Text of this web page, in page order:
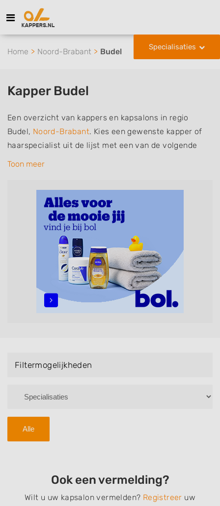
Specialisaties
Home Noord-Brabant Budel
Kapper Budel
Een overzicht van kappers en kapsalons in regio
Budel, Noord-Brabant. Kies een gewenste kapper of
haarspecialist uit de lijst met een van de volgende
specialisaties of aantekeningen: mannen of
zonder afspraak terecht kunt. De vermelde kappers
kunnen uw haren wassen, knippen, föhnen en kleuren,
maar ook helpen met extensions, balyage, invlechten,
opsteken, weave, een keratinebehandeling, een
permanent, een bruidkapsel, make-up & visagie,
epileren, schoonheidsbehandelingen, het trimmen van
een baard en pruiken. U kunt de zoekresultaten
filteren met behulp van de specialisatie filter en u
Toon meer
Filtermogelijkheden
Alle
Ook een vermelding?
Wilt u uw kapsalon vermelden? Registreer uw